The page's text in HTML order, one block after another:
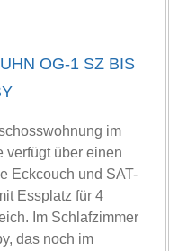
OG-1 SZ BIS
im
verfügt über einen
Eckcouch und SAT-
Essplatz für 4
Im Schlafzimmer
das noch im